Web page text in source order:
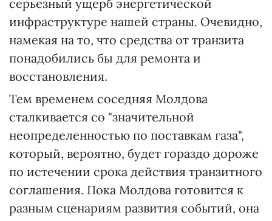
серьезный ущерб энергетической
инфраструктуре нашей страны. Очевидно,
намекая на то, что средства от транзита
понадобились бы для ремонта и
восстановления.
Тем временем соседняя Молдова
сталкивается со "значительной
неопределенностью по поставкам газа",
который, вероятно, будет гораздо дороже
по истечении срока действия транзитного
соглашения. Пока Молдова готовится к
разным сценариям развития событий, она